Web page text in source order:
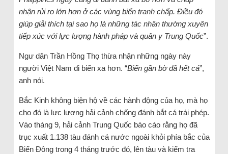
nhận rủi ro lớn hơn ở các vùng biển tranh chấp. Điều đó
giúp giải thích tại sao họ là những tác nhân thường xuyên
tiếp xúc với lực lượng hành pháp và quân y Trung Quốc”.
Ngư dân Trần Hồng Thọ thừa nhận những ngày này
người Việt Nam đi biển xa hơn. “Biển gần bờ đã hết cá”,
anh nói.
Bắc Kinh không biện hộ về các hành động của họ, mà họ
cho đó là lực lượng hải cảnh chống đánh bắt cá trái phép.
Vào tháng 9, hải cảnh Trung Quốc báo cáo rằng họ đã
trục xuất 1.138 tàu đánh cá nước ngoài khỏi phía bắc của
Biển Đông trong 4 tháng trước đó, lên tàu và kiểm tra